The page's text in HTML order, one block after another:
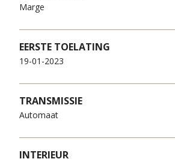
Marge
EERSTE TOELATING
19-01-2023
TRANSMISSIE
Automaat
INTERIEUR